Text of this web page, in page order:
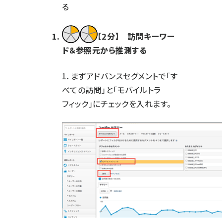
る
【2分】 訪問キーワー
ド＆参照元から推測する
1．まずアドバンスセグメントで「す
べての訪問」と「モバイルトラ
フィック」にチェックを入れます。